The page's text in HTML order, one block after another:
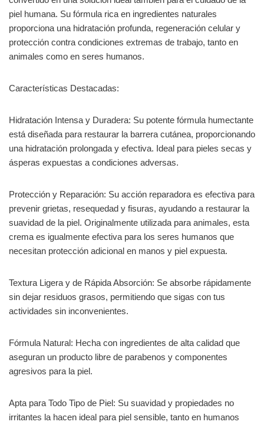
piel humana. Su fórmula rica en ingredientes naturales
proporciona una hidratación profunda, regeneración celular y
protección contra condiciones extremas de trabajo, tanto en
animales como en seres humanos.
Características Destacadas:
Hidratación Intensa y Duradera: Su potente fórmula humectante
está diseñada para restaurar la barrera cutánea, proporcionando
una hidratación prolongada y efectiva. Ideal para pieles secas y
ásperas expuestas a condiciones adversas.
Protección y Reparación: Su acción reparadora es efectiva para
prevenir grietas, resequedad y fisuras, ayudando a restaurar la
suavidad de la piel. Originalmente utilizada para animales, esta
crema es igualmente efectiva para los seres humanos que
necesitan protección adicional en manos y piel expuesta.
Textura Ligera y de Rápida Absorción: Se absorbe rápidamente
sin dejar residuos grasos, permitiendo que sigas con tus
actividades sin inconvenientes.
Fórmula Natural: Hecha con ingredientes de alta calidad que
aseguran un producto libre de parabenos y componentes
agresivos para la piel.
Apta para Todo Tipo de Piel: Su suavidad y propiedades no
irritantes la hacen ideal para piel sensible, tanto en humanos